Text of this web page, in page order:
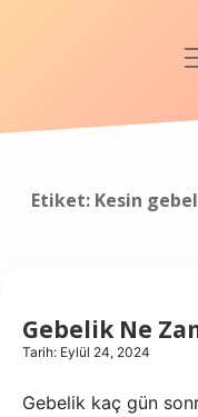
Anasayfa
Etiket: Kesin
Gebelik Ne
Tarih: Eylül 24, 2024
Gebelik kaç gün